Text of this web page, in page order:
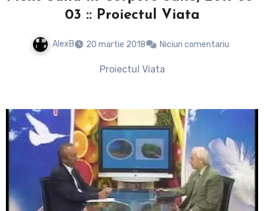
03 :: Proiectul Viata
AlexB 20 martie 2018 Niciun comentariu
Proiectul Viata